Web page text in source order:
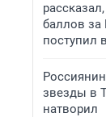
баллов за
поступил
звезды в
натворил